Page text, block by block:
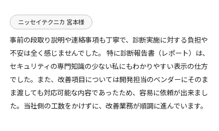
ニッセイテクニカ 宮本様
事前の段取り説明や連絡事項も丁寧で、診断実施に対する負担や
不安は全く感じませんでした。 特に診断報告書（レポート）は、
セキュリティの専門知識の少ない私にもわかりやすい表示の仕方
でした。また、改善項目については開発担当のベンダーにそのま
ま渡しても対応可能な内容であったため、容易に依頼が出来まし
た。当社側の工数をかけずに、改善業務が順調に進んでいます。